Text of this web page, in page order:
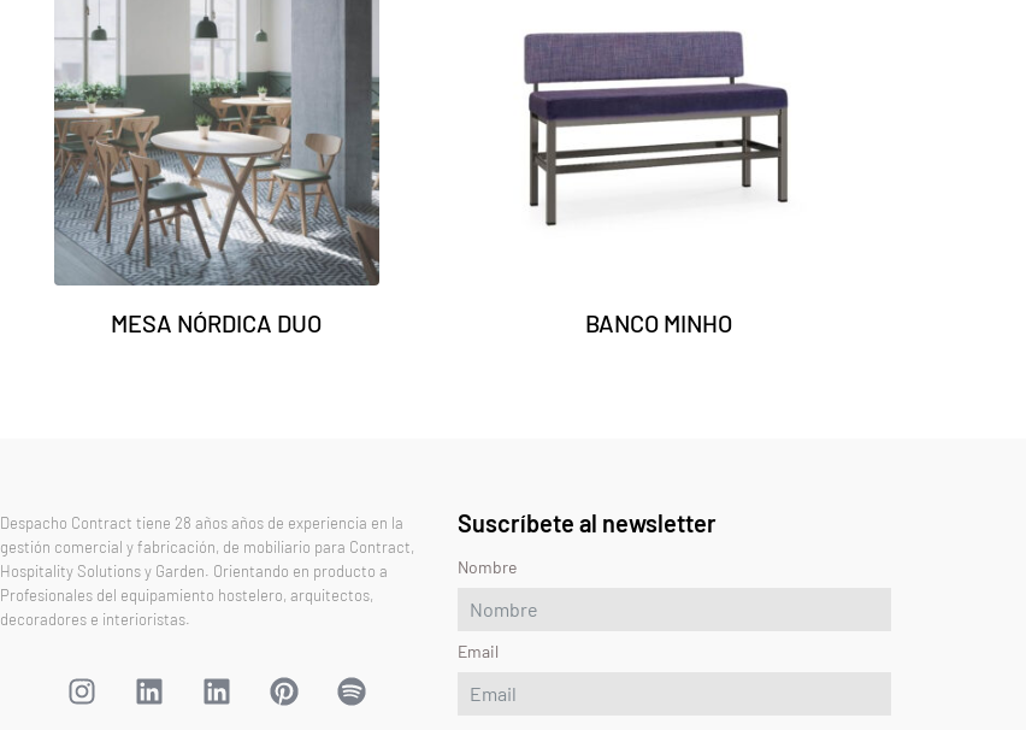
MESA NÓRDICA DUO BANCO MINHO
Despacho Contract tiene 28 años años de experiencia en la
gestión comercial y fabricación, de mobiliario para Contract,
Hospitality Solutions y Garden. Orientando en producto a
Profesionales del equipamiento hostelero, arquitectos,
decoradores e interioristas.
Suscríbete al newsletter
Nombre
Email